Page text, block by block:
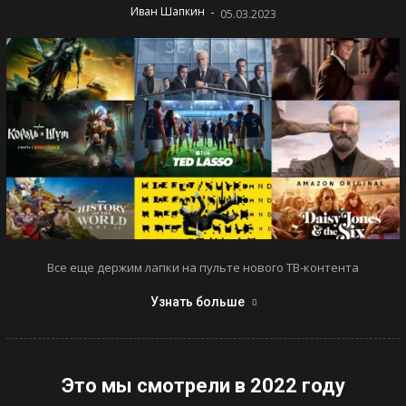
Иван Шапкин - 05.03.2023
Все еще держим лапки на пульте нового ТВ-контента
Узнать больше
Это мы смотрели в 2022 году